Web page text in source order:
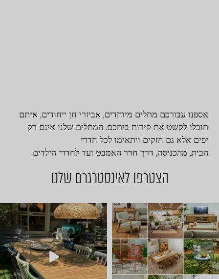
אספנו עבורכם מתלים מיוחדים, אביזרי חן ייחודים, איתם
תוכלו לקשט את קירות ביתכם. המתלים שלנו אינם רק
יפים אלא גם חזקים ויתאימו לכל חדרי
הבית, מהכניסה, דרך חדר האמבט ועד לחדרי הילדים.
הצטרפו לאינסטרגרם שלנו
יום שישי 🔆 🌈 ניפגש אצלנו ב